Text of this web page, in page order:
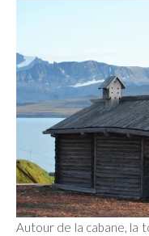
Autour de la cabane, la